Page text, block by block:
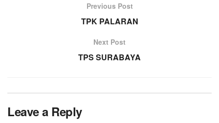
Previous Post
TPK PALARAN
Next Post
TPS SURABAYA
Leave a Reply